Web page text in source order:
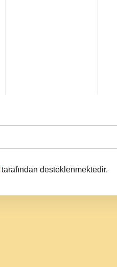
tarafından desteklenmektedir.